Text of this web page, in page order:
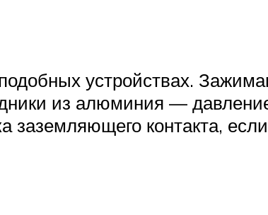
устройствах.
из алюминия —
контакта,